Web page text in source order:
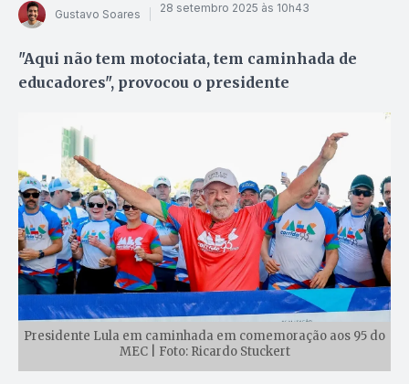
Gustavo Soares 28 setembro 2025 às 10h43
"Aqui não tem motociata, tem caminhada de
educadores", provocou o presidente
Presidente Lula em caminhada em comemoração aos 95 do
MEC | Foto: Ricardo Stuckert